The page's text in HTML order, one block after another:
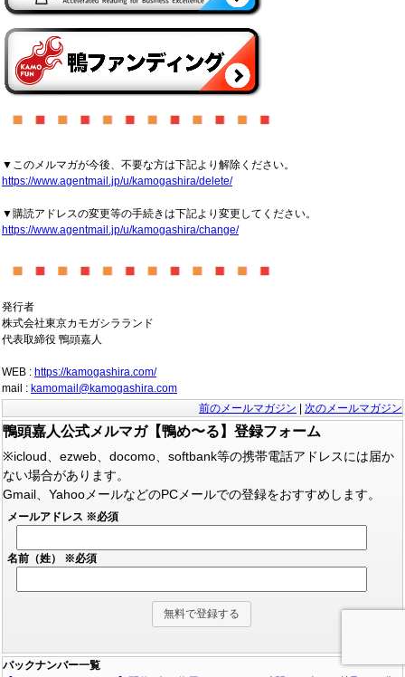
▼このメルマガが今後、不要な方は下記より解除ください。
https://www.agentmail.jp/u/kamogashira/delete/
▼購読アドレスの変更等の手続きは下記より変更してください。
https://www.agentmail.jp/u/kamogashira/change/
発行者
株式会社東京カモガシラランド
代表取締役 鴨頭嘉人
WEB : https://kamogashira.com/
mail : kamomail@kamogashira.com
前のメールマガジン
次のメールマガジン
鴨頭嘉人公式メルマガ【鴨め〜る】登録フォーム
※icloud、ezweb、docomo、softbank等の携帯電話アドレスには届か
ない場合があります。
Gmail、YahooメールなどのPCメールでの登録をおすすめします。
メールアドレス ※必須
名前（姓） ※必須
バックナンバー一覧